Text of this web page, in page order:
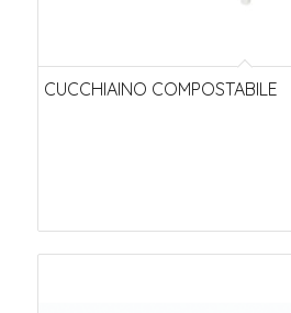
CUCCHIAINO COMPOSTABILE